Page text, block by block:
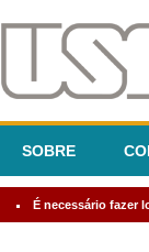
SOBRE
É necessário fazer